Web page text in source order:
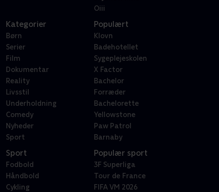
Oiii
Kategorier
Børn
Serier
Film
Dokumentar
Reality
Livsstil
Underholdning
Comedy
Nyheder
Sport
Populært
Klovn
Badehotellet
Sygeplejeskolen
X Factor
Bachelor
Forræder
Bachelorette
Yellowstone
Paw Patrol
Barnaby
Sport
Fodbold
Håndbold
Cykling
Populær sport
3F Superliga
Tour de France
FIFA VM 2026